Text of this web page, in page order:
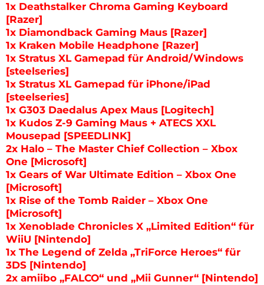
1x Deathstalker Chroma Gaming Keyboard
[Razer]
1x Diamondback Gaming Maus [Razer]
1x Kraken Mobile Headphone [Razer]
1x Stratus XL Gamepad für Android/Windows
[steelseries]
1x Stratus XL Gamepad für iPhone/iPad
[steelseries]
1x G303 Daedalus Apex Maus [Logitech]
1x Kudos Z-9 Gaming Maus + ATECS XXL
Mousepad [SPEEDLINK]
2x Halo – The Master Chief Collection – Xbox
One [Microsoft]
1x Gears of War Ultimate Edition – Xbox One
[Microsoft]
1x Rise of the Tomb Raider – Xbox One
[Microsoft]
1x Xenoblade Chronicles X „Limited Edition“ für
WiiU [Nintendo]
1x The Legend of Zelda „TriForce Heroes“ für
3DS [Nintendo]
2x amiibo „FALCO“ und „Mii Gunner“ [Nintendo]